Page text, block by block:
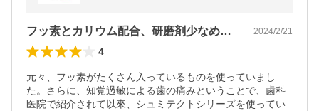
フッ素とカリウム配合、研磨剤少なめがよい 2024/2/21
4
元々、フッ素がたくさん入っているものを使っていまし
た。さらに、知覚過敏による歯の痛みということで、歯科
医院で紹介されて以來、シュミテクトシリーズを使ってい